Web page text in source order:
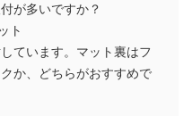
が多いですか？
ト
ています。マット裏はフ
か、どちらがおすすめで